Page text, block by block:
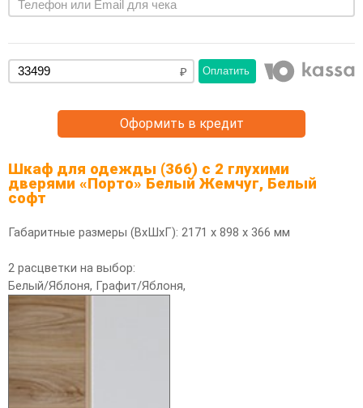
Оплатить
Оформить в кредит
Шкаф для одежды (366) с 2 глухими
дверями «Порто» Белый Жемчуг, Белый
софт
Габаритные размеры (ВхШхГ): 2171 х 898 х 366 мм
2 расцветки на выбор:
Белый/Яблоня, Графит/Яблоня,